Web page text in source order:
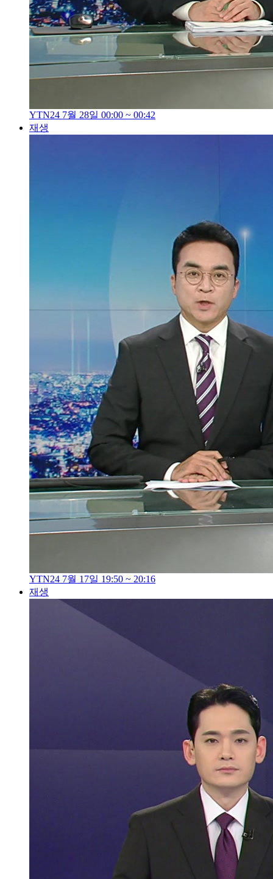
YTN24 7월 28일 00:00 ~ 00:42
재생
YTN24 7월 17일 19:50 ~ 20:16
재생